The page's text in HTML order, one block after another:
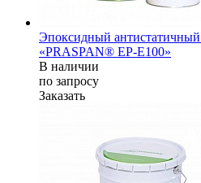
Эпоксидный антистатичный
«PRASPAN® ЕР-E100»
В наличии
по запросу
Заказать